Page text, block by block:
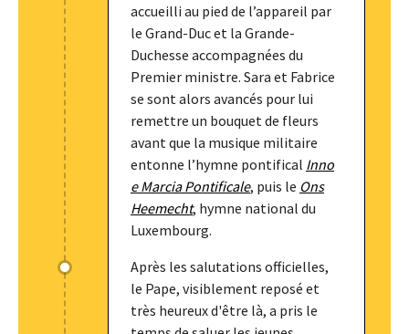
accueilli au pied de l’appareil par
le Grand-Duc et la Grande-
Duchesse accompagnées du
Premier ministre. Sara et Fabrice
se sont alors avancés pour lui
remettre un bouquet de fleurs
avant que la musique militaire
entonne l’hymne pontifical Inno
e Marcia Pontificale, puis le Ons
Heemecht, hymne national du
Luxembourg.
Après les salutations officielles,
le Pape, visiblement reposé et
très heureux d'être là, a pris le